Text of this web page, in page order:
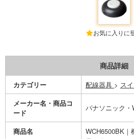
お気に入りに
商品詳細
カテゴリー 配線器具 > ス
メーカー名・商品コ
ード
パナソニック
商品名
WCH6500BK